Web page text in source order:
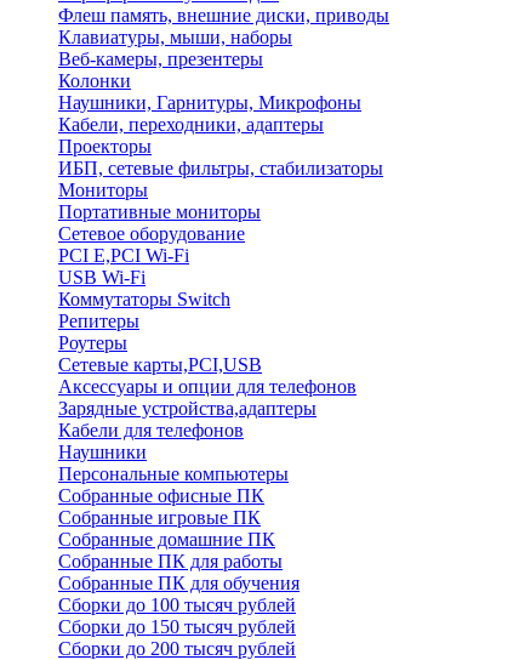
Флеш память, внешние диски, приводы
Клавиатуры, мыши, наборы
Веб-камеры, презентеры
Колонки
Наушники, Гарнитуры, Микрофоны
Кабели, переходники, адаптеры
Проекторы
ИБП, сетевые фильтры, стабилизаторы
Мониторы
Портативные мониторы
Сетевое оборудование
PCI E,PCI Wi-Fi
USB Wi-Fi
Коммутаторы Switch
Репитеры
Роутеры
Сетевые карты,PCI,USB
Аксессуары и опции для телефонов
Зарядные устройства,адаптеры
Кабели для телефонов
Наушники
Персональные компьютеры
Собранные офисные ПК
Собранные игровые ПК
Собранные домашние ПК
Собранные ПК для работы
Собранные ПК для обучения
Сборки до 100 тысяч рублей
Сборки до 150 тысяч рублей
Сборки до 200 тысяч рублей